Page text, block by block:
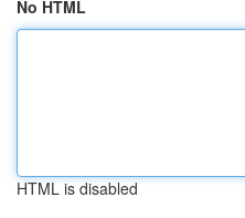
No HTML
HTML is disabled